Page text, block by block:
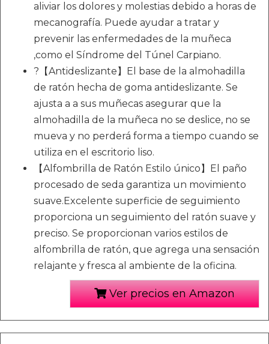
aliviar los dolores y molestias debido a horas de
mecanografía. Puede ayudar a tratar y
prevenir las enfermedades de la muñeca
,como el Síndrome del Túnel Carpiano.
?【Antideslizante】El base de la almohadilla
de ratón hecha de goma antideslizante. Se
ajusta a a sus muñecas asegurar que la
almohadilla de la muñeca no se deslice, no se
mueva y no perderá forma a tiempo cuando se
utiliza en el escritorio liso.
【Alfombrilla de Ratón Estilo único】El paño
procesado de seda garantiza un movimiento
suave.Excelente superficie de seguimiento
proporciona un seguimiento del ratón suave y
preciso. Se proporcionan varios estilos de
alfombrilla de ratón, que agrega una sensación
relajante y fresca al ambiente de la oficina.
Ver precios en Amazon